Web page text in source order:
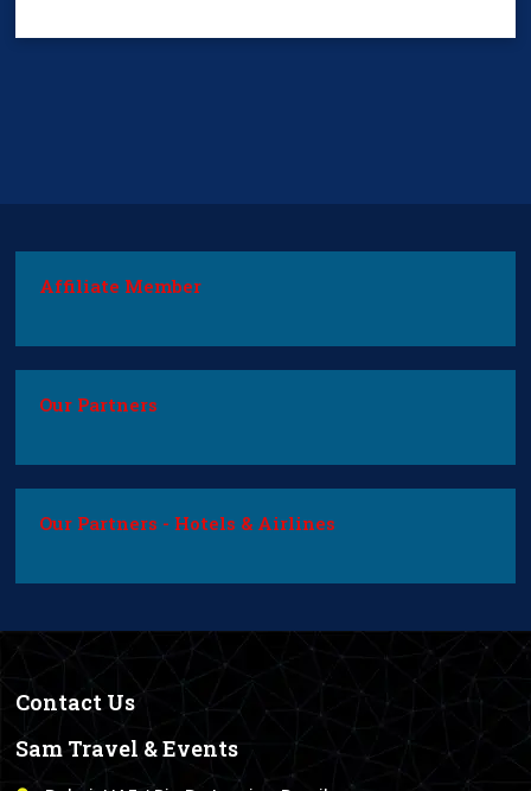
Affiliate Member
Our Partners
Our Partners - Hotels & Airlines
Contact Us
Sam Travel & Events